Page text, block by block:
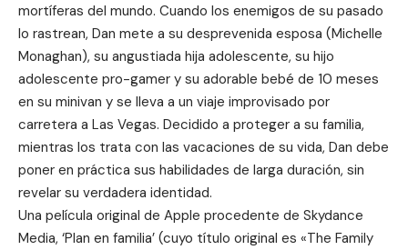
mortíferas del mundo. Cuando los enemigos de su pasado
lo rastrean, Dan mete a su desprevenida esposa (Michelle
Monaghan), su angustiada hija adolescente, su hijo
adolescente pro-gamer y su adorable bebé de 10 meses
en su minivan y se lleva a un viaje improvisado por
carretera a Las Vegas. Decidido a proteger a su familia,
mientras los trata con las vacaciones de su vida, Dan debe
poner en práctica sus habilidades de larga duración, sin
revelar su verdadera identidad.
Una película original de Apple procedente de Skydance
Media, ‘Plan en familia’ (cuyo título original es «The Family